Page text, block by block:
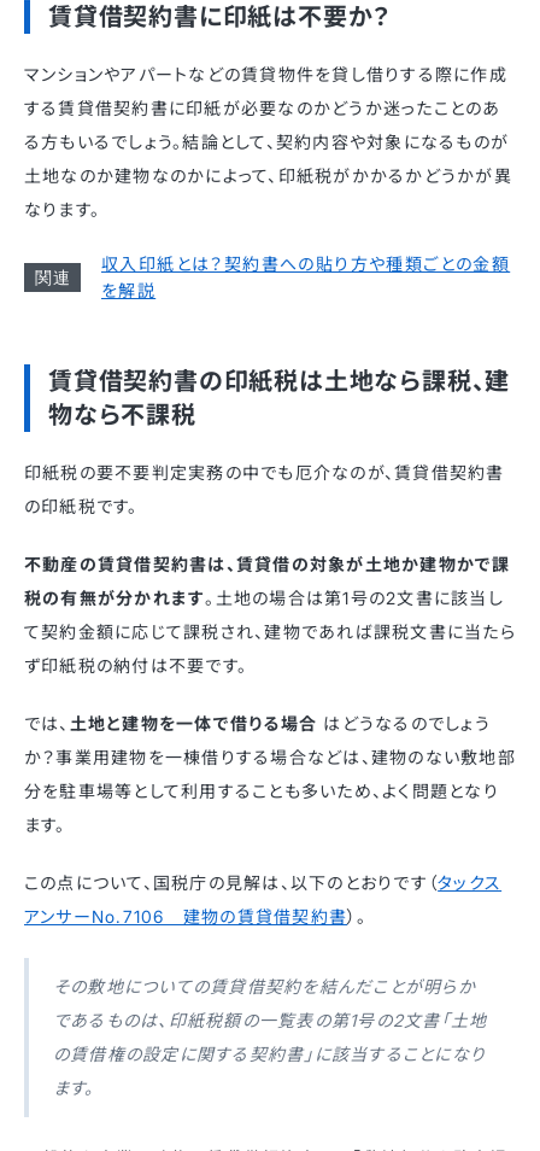
賃貸借契約書に印紙は不要か？
マンションやアパートなどの賃貸物件を貸し借りする際に作成
する賃貸借契約書に印紙が必要なのかどうか迷ったことのあ
る方もいるでしょう。結論として、契約内容や対象になるものが
土地なのか建物なのかによって、印紙税がかかるかどうかが異
なります。
収入印紙とは？契約書への貼り方や種類ごとの金額
を解説
賃貸借契約書の印紙税は土地なら課税、建
物なら不課税
印紙税の要不要判定実務の中でも厄介なのが、賃貸借契約書
の印紙税です。
不動産の賃貸借契約書は、賃貸借の対象が土地か建物かで課
税の有無が分かれます。土地の場合は第1号の2文書に該当し
て契約金額に応じて課税され、建物であれば課税文書に当たら
ず印紙税の納付は不要です。
では、 土地と建物を一体で借りる場合 はどうなるのでしょう
か？事業用建物を一棟借りする場合などは、建物のない敷地部
分を駐車場等として利用することも多いため、よく問題となり
ます。
この点について、国税庁の見解は、以下のとおりです（タックス
アンサーNo.7106 建物の賃貸借契約書）。
その敷地についての賃貸借契約を結んだことが明らか
であるものは、印紙税額の一覧表の第1号の2文書「土地
の賃借権の設定に関する契約書」に該当することになり
ます。